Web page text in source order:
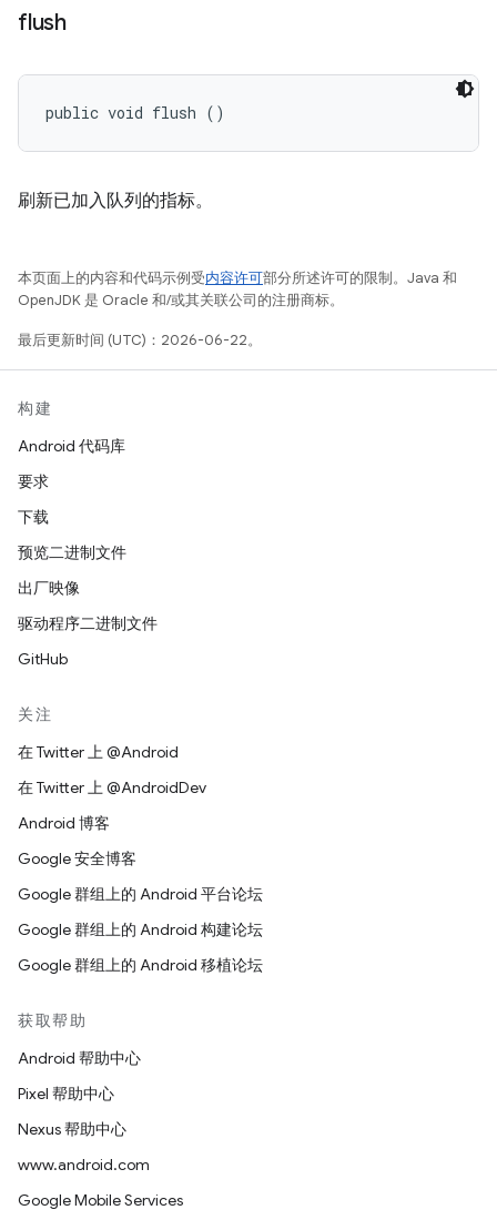
flush
public void flush ()
刷新已加入队列的指标。
本页面上的内容和代码示例受内容许可部分所述许可的限制。Java 和
OpenJDK 是 Oracle 和/或其关联公司的注册商标。
最后更新时间 (UTC)：2026-06-22。
构建
Android 代码库
要求
下载
预览二进制文件
出厂映像
驱动程序二进制文件
GitHub
关注
在 Twitter 上 @Android
在 Twitter 上 @AndroidDev
Android 博客
Google 安全博客
Google 群组上的 Android 平台论坛
Google 群组上的 Android 构建论坛
Google 群组上的 Android 移植论坛
获取帮助
Android 帮助中心
Pixel 帮助中心
Nexus 帮助中心
www.android.com
Google Mobile Services